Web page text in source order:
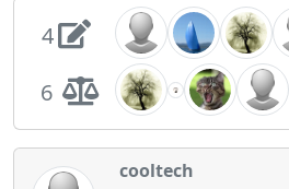
4
6
cooltech